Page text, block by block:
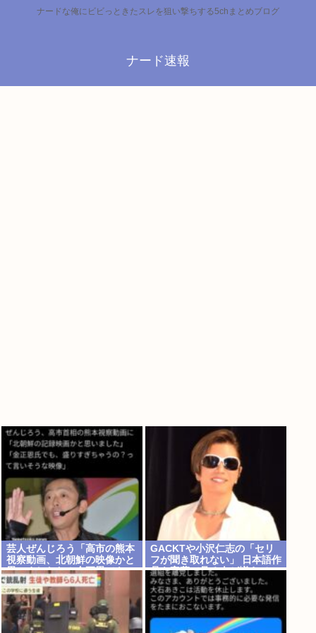
ナードな俺にビビっときたスレを狙い撃ちする5chまとめブログ
ナード速報
芸人ぜんじろう「高市の熊本
視察動画、北朝鮮の映像かと
思いましたわ！金正恩でも、
盛り過ぎやろ！言います
よ！？」
GACKTや小沢仁志の「セリ
フが聞き取れない」 日本語作
品を字幕で見る人が増えてい
る背景… 聴力低下が原因では
ない？